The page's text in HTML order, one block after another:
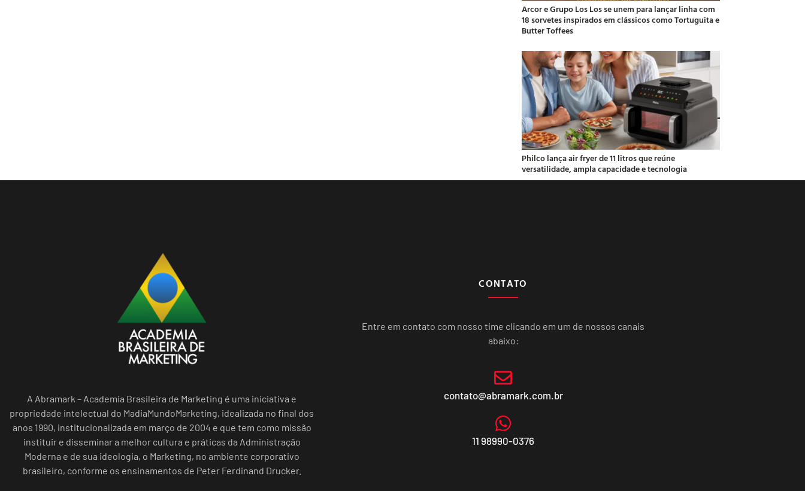
Arcor e Grupo Los Los se unem para lançar linha com
18 sorvetes inspirados em clássicos como Tortuguita e
Butter Toffees
Philco lança air fryer de 11 litros que reúne
versatilidade, ampla capacidade e tecnologia
A Abramark – Academia Brasileira de Marketing é uma iniciativa e
propriedade intelectual do MadiaMundoMarketing, idealizada no final dos
anos 1990, institucionalizada em março de 2004 e que tem como missão
instituir e disseminar a melhor cultura e práticas da Administração
Moderna e de sua ideologia, o Marketing, no ambiente corporativo
brasileiro, conforme os ensinamentos de Peter Ferdinand Drucker.
CONTATO
Entre em contato com nosso time clicando em um de nossos canais
abaixo:
contato@abramark.com.br
11 98990-0376